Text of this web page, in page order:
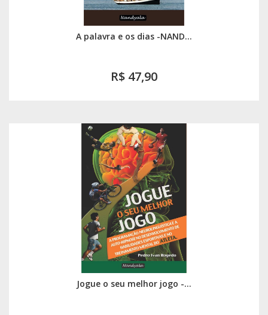
A palavra e os dias -NAND...
R$ 47,90
Jogue o seu melhor jogo -...